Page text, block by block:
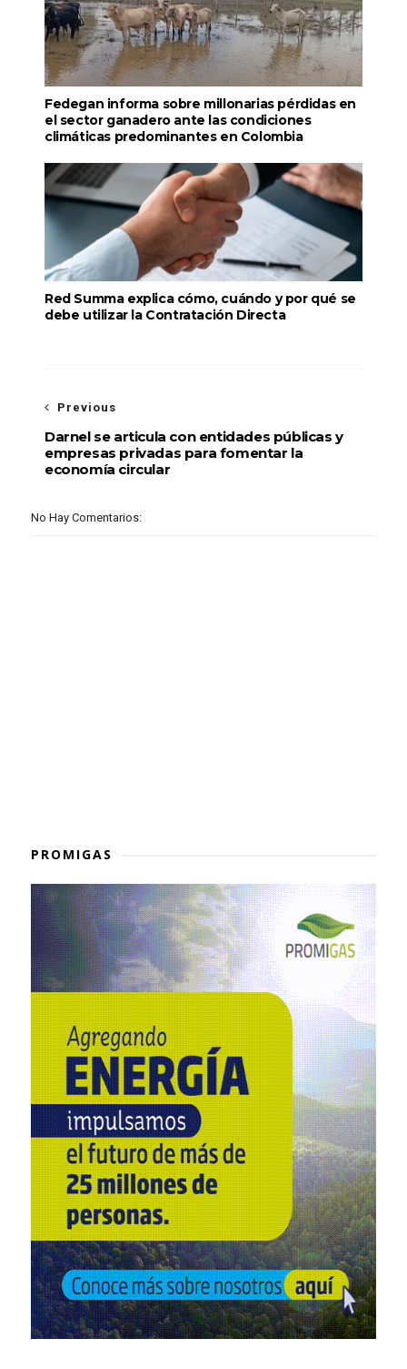
Fedegan informa sobre millonarias pérdidas en
el sector ganadero ante las condiciones
climáticas predominantes en Colombia
Red Summa explica cómo, cuándo y por qué se
debe utilizar la Contratación Directa
Previous
Darnel se articula con entidades públicas y
empresas privadas para fomentar la
economía circular
No Hay Comentarios:
PROMIGAS